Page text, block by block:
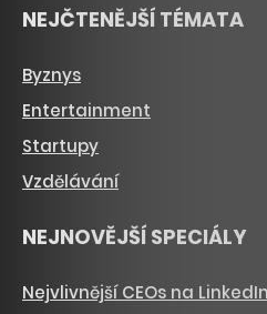
NEJČTENĚJŠÍ TÉMATA
Byznys
Entertainment
Startupy
Vzdělávání
NEJNOVĚJŠÍ SPECIÁLY
Nejvlivnější CEOs na